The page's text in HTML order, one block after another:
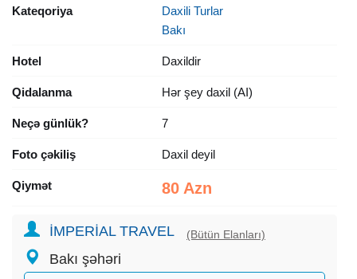
Kateqoriya
Daxili Turlar
Bakı
Hotel Daxildir
Qidalanma Hər şey daxil (AI)
Neçə günlük? 7
Foto çəkiliş Daxil deyil
Qiymət 80 Azn
İMPERİAL TRAVEL (Bütün Elanları)
Bakı şəhəri